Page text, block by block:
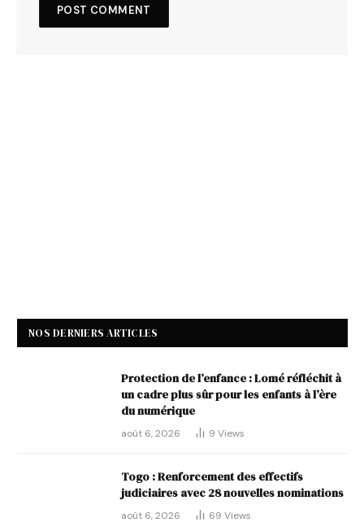
NOS DERNIERS ARTICLES
Protection de l’enfance : Lomé réfléchit à
un cadre plus sûr pour les enfants à l’ère
du numérique
août 6, 2026 9 Views
Togo : Renforcement des effectifs
judiciaires avec 28 nouvelles nominations
août 6, 2026 69 Views